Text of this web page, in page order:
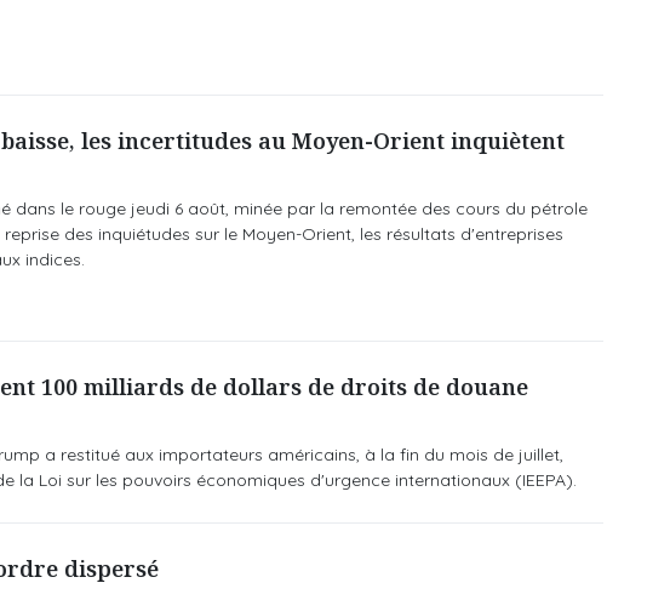
les incertitudes au Moyen-Orient inquiètent
dans le rouge jeudi 6 août, minée par la remontée des cours du pétrole
des inquiétudes sur le Moyen-Orient, les résultats d'entreprises
indices.
100 milliards de dollars de droits de douane
a restitué aux importateurs américains, à la fin du mois de juillet,
Loi sur les pouvoirs économiques d'urgence internationaux (IEEPA).
dispersé